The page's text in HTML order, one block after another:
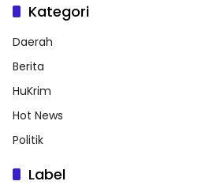
Kategori
Daerah
Berita
HuKrim
Hot News
Politik
Label